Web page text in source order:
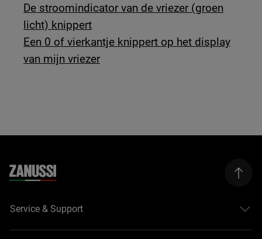
De stroomindicator van de vriezer (groen
licht) knippert
Een 0 of vierkantje knippert op het display
van mijn vriezer
Service & Support